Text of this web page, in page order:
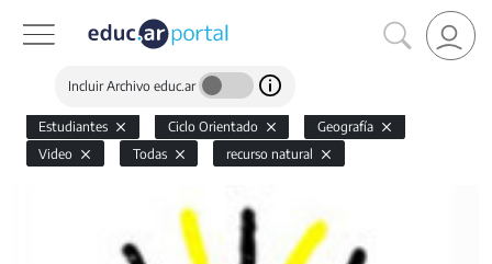
Incluir Archivo educ.ar
Estudiantes Ciclo Orientado
Geografía
Video
Todas recurso natural